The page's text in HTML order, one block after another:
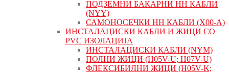
ПОДЗЕМНИ БАКАРНИ НН КАБЛИ
(NYY)
САМОНОСЕЧКИ НН КАБЛИ (X00-A)
ИНСТАЛАЦИСКИ КАБЛИ И ЖИЦИ СО
PVC ИЗОЛАЦИЈА
ИНСТАЛАЦИСКИ КАБЛИ (NYM)
ПОЛНИ ЖИЦИ (H05V-U; H07V-U)
ФЛЕКСИБИЛНИ ЖИЦИ (H05V-K;